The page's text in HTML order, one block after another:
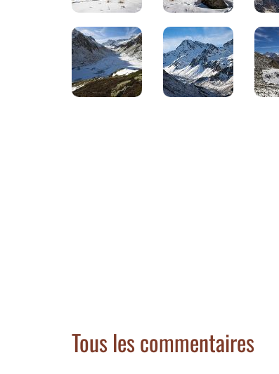
Tous les commentaires